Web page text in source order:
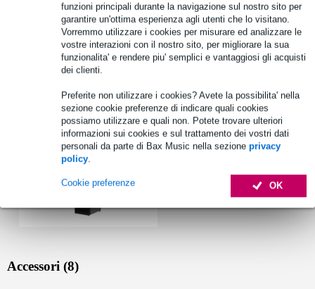
funzioni principali durante la navigazione sul nostro sito per
garantire un'ottima esperienza agli utenti che lo visitano.
Vorremmo utilizzare i cookies per misurare ed analizzare le
vostre interazioni con il nostro sito, per migliorare la sua
funzionalita' e rendere piu' semplici e vantaggiosi gli acquisti
dei clienti.
Preferite non utilizzare i cookies? Avete la possibilita' nella
sezione cookie preferenze di indicare quali cookies
possiamo utilizzare e quali non. Potete trovare ulteriori
informazioni sui cookies e sul trattamento dei vostri dati
personali da parte di Bax Music nella sezione privacy
policy.
OK
Cookie preferenze
con controlli Bluetooth.
Specifiche complete
Vedi anche (1)
Accessori (8)